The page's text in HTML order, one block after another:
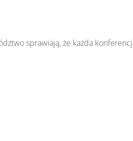
sprawiają, że każda